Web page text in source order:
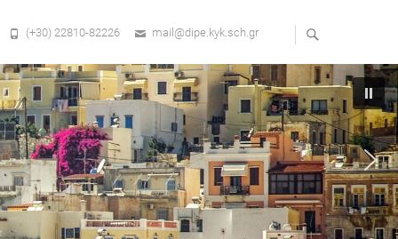
(+30) 22810-82226 mail@dipe.kyk.sch.gr